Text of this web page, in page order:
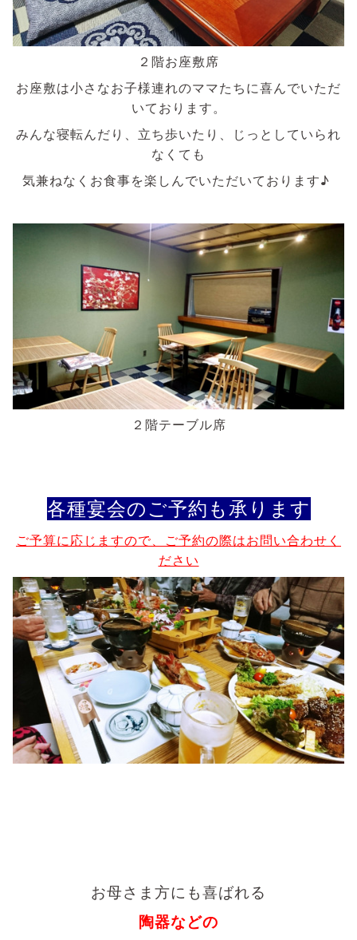
２階お座敷席
お座敷は小さなお子様連れのママたちに喜んでいただ
いております。
みんな寝転んだり、立ち歩いたり、じっとしていられ
なくても
気兼ねなくお食事を楽しんでいただいております♪
２階テーブル席
各種宴会のご予約も承ります
ご予算に応じますので、ご予約の際はお問い合わせく
ださい
お母さま方にも喜ばれる
陶器などの